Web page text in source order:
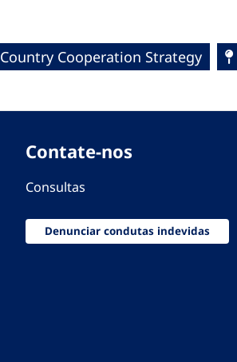
Country Cooperation Strategy
Contate-nos
Consultas
Denunciar condutas indevidas